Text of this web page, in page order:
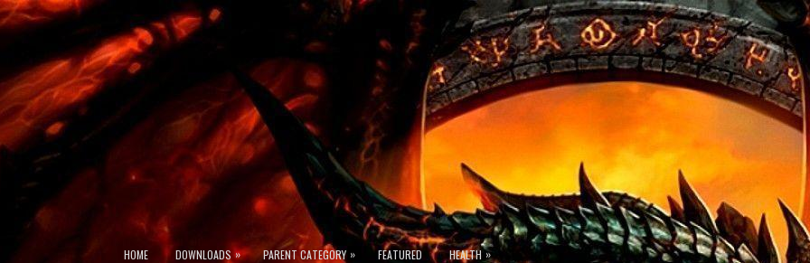
HOME DOWNLOADS » PARENT CATEGORY » FEATURED HEALTH »